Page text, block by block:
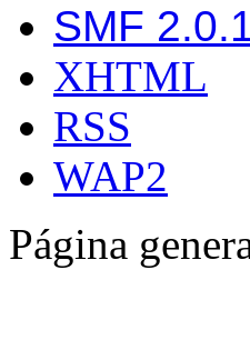
SMF
XHTML
RSS
WAP2
Página